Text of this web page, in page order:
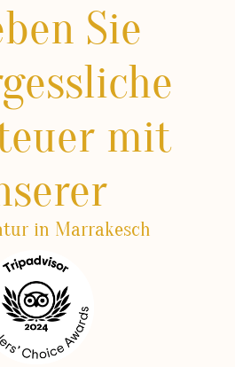
Sie
mit
in Marrakesch